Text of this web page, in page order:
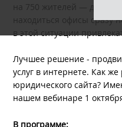
на 750 жителей — даже в
находиться офисы сразу
в этой ситуации
Лучшее решение -
услуг в интернете. Как
юридического сайта?
нашем вебинаре 1
В программе: